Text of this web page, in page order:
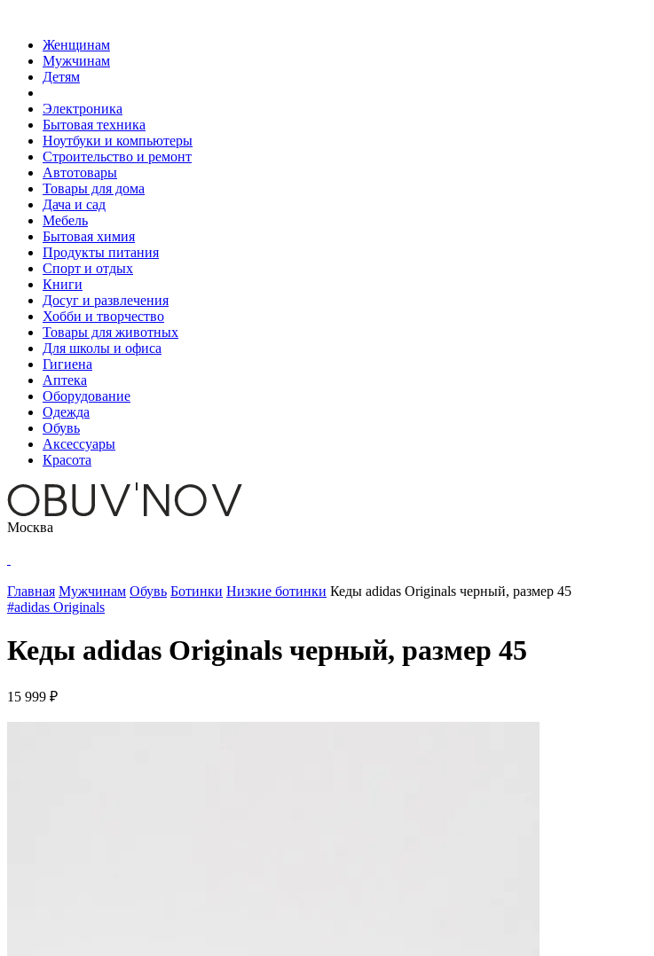
Женщинам
Мужчинам
Детям
Электроника
Бытовая техника
Ноутбуки и компьютеры
Строительство и ремонт
Автотовары
Товары для дома
Дача и сад
Мебель
Бытовая химия
Продукты питания
Спорт и отдых
Книги
Досуг и развлечения
Хобби и творчество
Товары для животных
Для школы и офиса
Гигиена
Аптека
Оборудование
Одежда
Обувь
Аксессуары
Красота
Москва
Главная Мужчинам Обувь Ботинки Низкие ботинки Кеды adidas Originals черный, размер 45
#adidas Originals
Кеды adidas Originals черный, размер 45
15 999 ₽